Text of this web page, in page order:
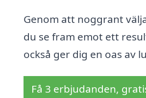
Genom att noggrant
du se fram emot ett
också ger dig en oas av
Få 3 erbjudanden,